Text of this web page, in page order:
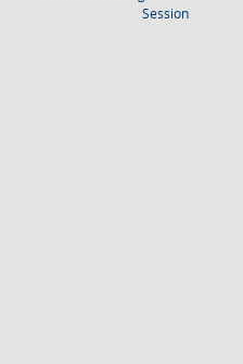
Session(Wird in